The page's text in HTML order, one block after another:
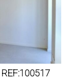
REF:100517